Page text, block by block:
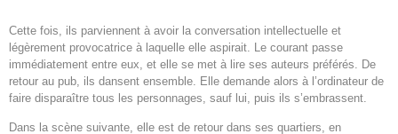
Cette fois, ils parviennent à avoir la conversation intellectuelle et
légèrement provocatrice à laquelle elle aspirait. Le courant passe
immédiatement entre eux, et elle se met à lire ses auteurs préférés. De
retour au pub, ils dansent ensemble. Elle demande alors à l’ordinateur de
faire disparaître tous les personnages, sauf lui, puis ils s’embrassent.
Dans la scène suivante, elle est de retour dans ses quartiers, en